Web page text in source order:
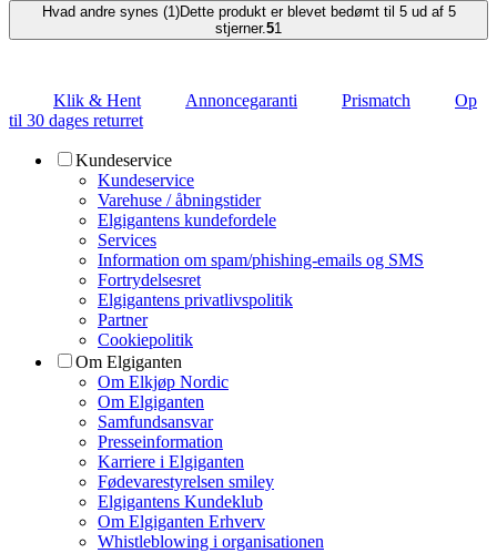
Hvad andre synes (1)Dette produkt er blevet bedømt til 5 ud af 5
stjerner.51
Klik & Hent Annoncegaranti Prismatch
Op
til 30 dages returret
Kundeservice
Kundeservice
Varehuse / åbningstider
Elgigantens kundefordele
Services
Information om spam/phishing-emails og SMS
Fortrydelsesret
Elgigantens privatlivspolitik
Partner
Cookiepolitik
Om Elgiganten
Om Elkjøp Nordic
Om Elgiganten
Samfundsansvar
Presseinformation
Karriere i Elgiganten
Fødevarestyrelsen smiley
Elgigantens Kundeklub
Om Elgiganten Erhverv
Whistleblowing i organisationen